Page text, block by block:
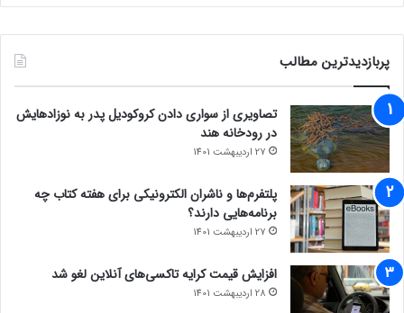
پربازدیدترین مطالب
تصاویری از سواری دادن کروکودیل پدر به نوزادهایش
در رودخانه هند
27 اردیبهشت 1401
پلتفرم‌ها و ناشران الکترونیکی برای هفته کتاب چه
برنامه‌هایی دارند؟
27 اردیبهشت 1401
افزایش قیمت کرایه تاکسی‌های آنلاین لغو شد
28 اردیبهشت 1401